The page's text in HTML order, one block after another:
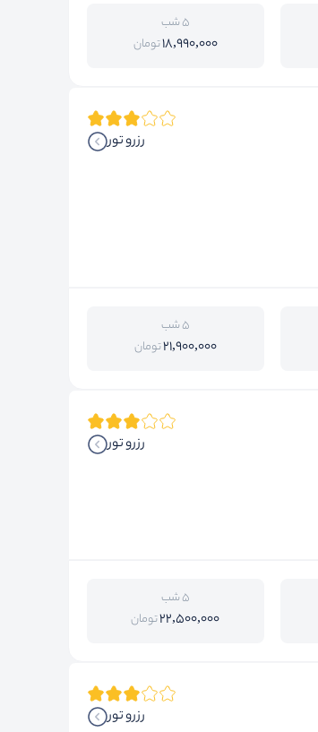
5 شب
18,990,000تومان
رزرو تور
5 شب
21,900,000تومان
رزرو تور
5 شب
22,500,000تومان
رزرو تور